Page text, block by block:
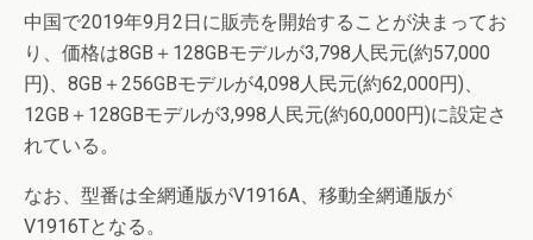
中国で2019年9月2日に販売を開始することが決まってお
り、価格は8GB＋128GBモデルが3,798人民元(約57,000
円)、8GB＋256GBモデルが4,098人民元(約62,000円)、
12GB＋128GBモデルが3,998人民元(約60,000円)に設定さ
れている。
なお、型番は全網通版がV1916A、移動全網通版が
V1916Tとなる。